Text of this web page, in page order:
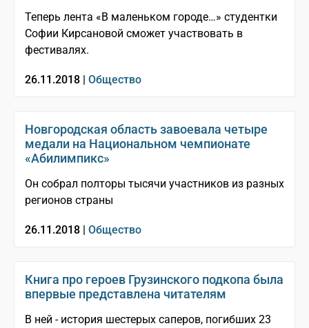
Теперь лента «В маленьком городе…» студентки
Софии Кирсановой сможет участвовать в
фестивалях.
26.11.2018 | Общество
Новгородская область завоевала четыре
медали на Национальном чемпионате
«Абилимпикс»
Он собрал полторы тысячи участников из разных
регионов страны
26.11.2018 | Общество
Книга про героев Грузинского подкопа была
впервые представлена читателям
В ней - история шестерых саперов, погибших 23